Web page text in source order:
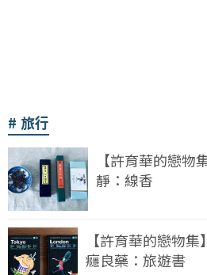
旅行
【許育華的戀物
靜：線香
【許育華的戀物
癮良藥：旅遊書